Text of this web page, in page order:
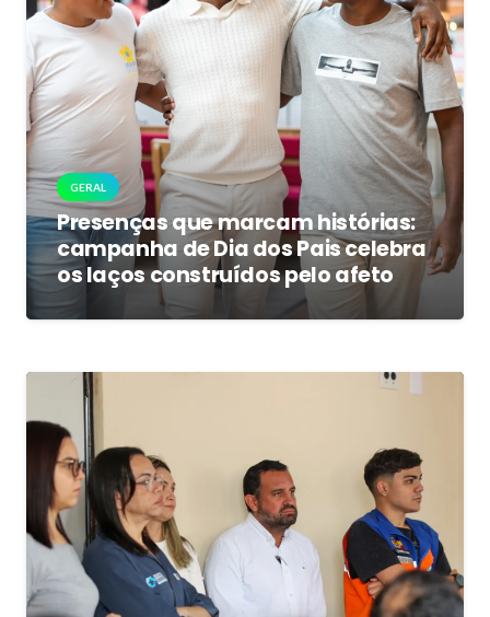
GERAL
Presenças que marcam histórias:
campanha de Dia dos Pais celebra
os laços construídos pelo afeto